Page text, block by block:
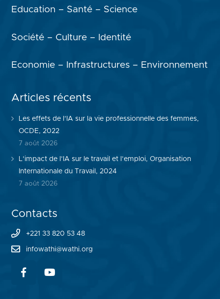
Education – Santé – Science
Société – Culture – Identité
Economie – Infrastructures – Environnement
Articles récents
Les effets de l’IA sur la vie professionnelle des femmes,
OCDE, 2022
7 août 2026
L’impact de l’IA sur le travail et l’emploi, Organisation
Internationale du Travail, 2024
7 août 2026
Contacts
+221 33 820 53 48
infowathi@wathi.org